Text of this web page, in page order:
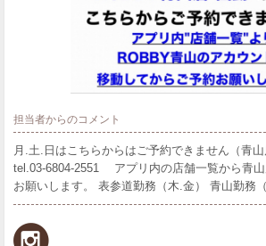
担当者からのコメント
月.土.日はこちらからはご予約できません（
tel.03-6804-2551 アプリ内の店舗一覧から青
お願いします。 表参道勤務（木.金） 青山勤務